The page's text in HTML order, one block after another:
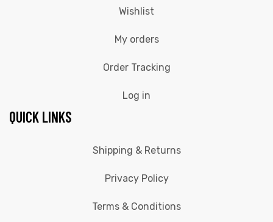
Wishlist
My orders
Order Tracking
Log in
QUICK LINKS
Shipping & Returns
Privacy Policy
Terms & Conditions